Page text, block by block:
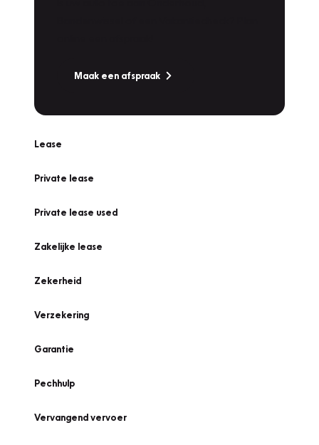
Maak een afspraak
Lease
Private lease
Private lease used
Zakelijke lease
Zekerheid
Verzekering
Garantie
Pechhulp
Vervangend vervoer